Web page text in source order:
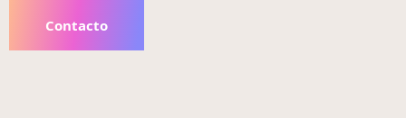
Contacto